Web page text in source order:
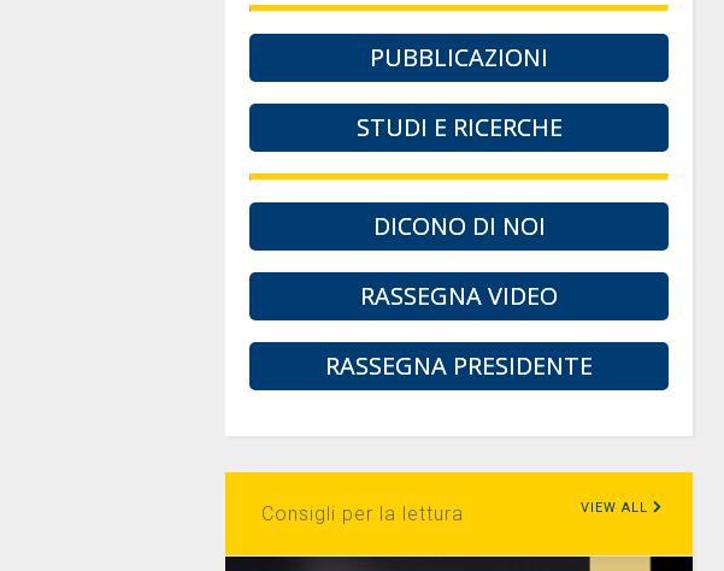
PUBBLICAZIONI
STUDI E RICERCHE
DICONO DI NOI
RASSEGNA VIDEO
RASSEGNA PRESIDENTE
Consigli per la lettura VIEW ALL